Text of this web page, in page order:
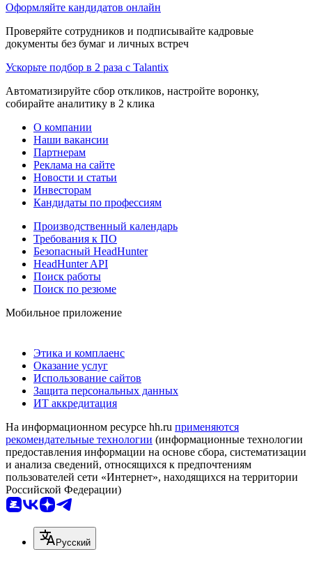
Оформляйте кандидатов онлайн
Проверяйте сотрудников и подписывайте кадровые
документы без бумаг и личных встреч
Ускорьте подбор в 2 раза с Talantix
Автоматизируйте сбор откликов, настройте воронку,
собирайте аналитику в 2 клика
О компании
Наши вакансии
Партнерам
Реклама на сайте
Новости и статьи
Инвесторам
Кандидаты по профессиям
Производственный календарь
Требования к ПО
Безопасный HeadHunter
HeadHunter API
Поиск работы
Поиск по резюме
Мобильное приложение
Этика и комплаенс
Оказание услуг
Использование сайтов
Защита персональных данных
ИТ аккредитация
На информационном ресурсе hh.ru применяются
рекомендательные технологии (информационные технологии
предоставления информации на основе сбора, систематизации
и анализа сведений, относящихся к предпочтениям
пользователей сети «Интернет», находящихся на территории
Российской Федерации)
Русский